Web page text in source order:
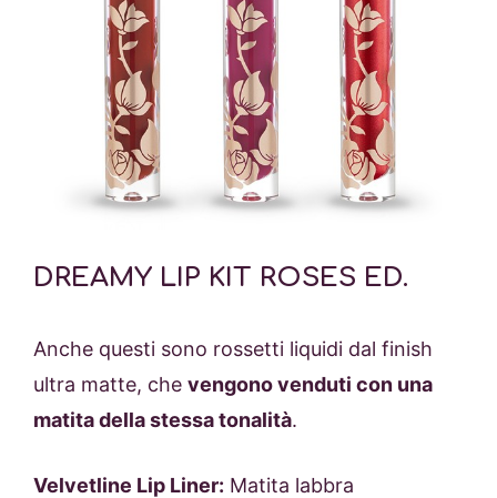
DREAMY LIP KIT ROSES ED.
Anche questi sono rossetti liquidi dal finish
ultra matte, che vengono venduti con una
matita della stessa tonalità.
Velvetline Lip Liner: Matita labbra